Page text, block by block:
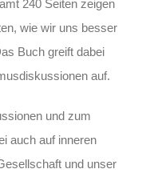
240 Seiten zeigen
wie wir uns besser
Buch greift dabei
auf.
und zum
auch auf inneren
und unser